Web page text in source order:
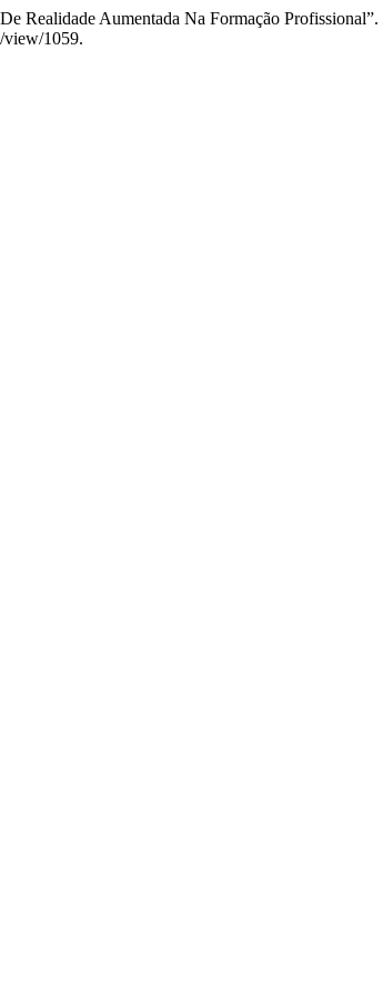
Realidade Aumentada Na Formação Profissional”.
view/1059.